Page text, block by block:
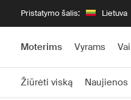
Pristatymo šalis: Lietuva
Moterims Vyrams
Žiūrėti viską Naujienos